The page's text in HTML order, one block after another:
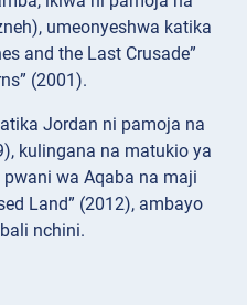
umeonyeshwa katika
and the Last Crusade”
(2001).
Jordan ni pamoja na
kulingana na matukio ya
wa Aqaba na maji
Land” (2012), ambayo
nchini.